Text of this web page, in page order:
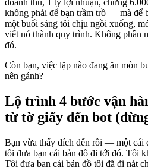
doanh thu, 1 tỷ lợi nhuận, chừng
không phải để bạn trầm trồ — mà để
một buổi sáng tôi chịu ngồi xuống,
viết nó thành quy trình. Không phần
đó.
Còn bạn, việc lặp nào đang ăn mòn
nên gánh?
Lộ trình 4 bước vận
từ tờ giấy đến bot
Bạn vừa thấy đích đến rồi — một cái
tôi đưa bạn cái bản đồ đi tới đó. Tôi
Tôi đưa bạn cái bản đồ tôi đã đi nát